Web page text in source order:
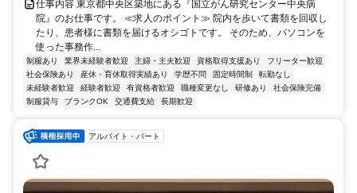
仕事内容 東京都中央区築地にある『国立がん研究センター中央病
院』のお仕事です。 ≪求人のポイント≫ 院内を歩いて書類を回収し
たり、患者様に書類を届けるオシゴトです。 そのため、パソコンを
使った事務作...
制服あり 業界未経験者歓迎 主婦・主夫歓迎 資格取得支援あり
フリーター歓迎
社会保険あり
産休・育休取得実績あり 学歴不問 固定時間制
転勤なし
未経験者歓迎
経験者歓迎 有資格者歓迎 職種変更なし 研修あり
社会保険完備
制服貸与
ブランクOK 交通費支給 長期歓迎
アルバイト・パート